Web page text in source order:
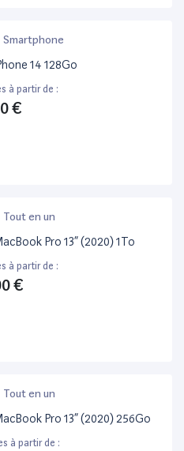
Smartphone
14 128Go
à partir de :
€
Tout en un
Pro 13” (2020) 1To
à partir de :
€
Tout en un
Pro 13” (2020) 256Go
à partir de :